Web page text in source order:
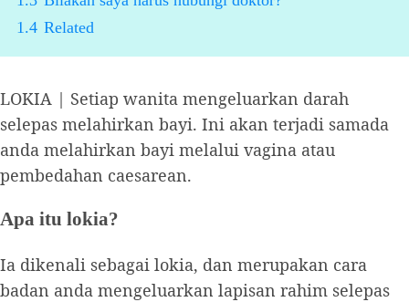
1.4 Related
LOKIA | Setiap wanita mengeluarkan darah
selepas melahirkan bayi. Ini akan terjadi samada
anda melahirkan bayi melalui vagina atau
pembedahan caesarean.
Apa itu lokia?
Ia dikenali sebagai lokia, dan merupakan cara
badan anda mengeluarkan lapisan rahim selepas